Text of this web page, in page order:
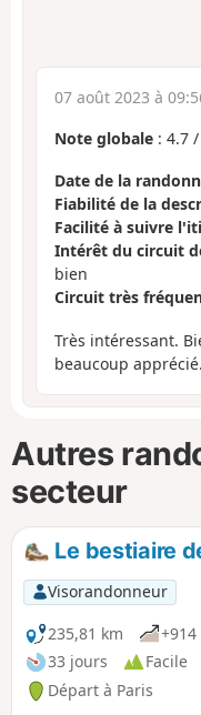
07 août 2023 à
Note globale : 4.7 /
Date de la
Fiabilité de la
Facilité à suivre
Intérêt du circuit
bien
Circuit très
Très intéressant.
beaucoup apprécié.
Autres
secteur
Le bestiaire
Visorandonneur
235,81 km
+914
33 jours
Facile
Départ à Paris